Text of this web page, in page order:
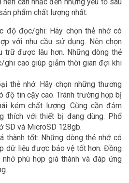
phẩm chất lượng nhất:
độ đọc/ghi: Hãy chọn thẻ nhớ có
với nhu cầu sử dụng. Nên chọn
trữ được lâu hơn. Những dòng thẻ
ghi cao giúp giảm thời gian đợi khi
thẻ nhớ: Hãy chọn những thương
độ tin cậy cao. Tránh trường hợp bị
kém chất lượng. Cũng cần đảm
thích với thiết bị đang dùng. Phổ
SD và MicroSD 128gb.
thành tốt: Những dòng thẻ nhớ có
dữ liệu được bảo vệ tốt hơn. Đồng
nhớ phù hợp giá thành và đáp ứng